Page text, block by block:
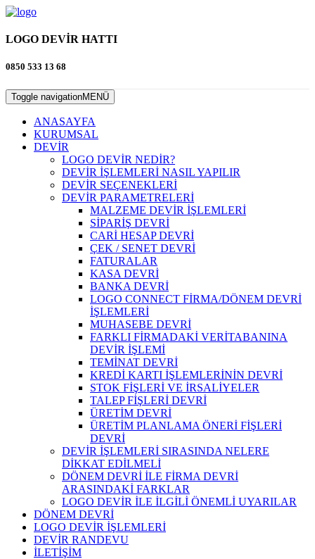
LOGO DEVİR HATTI
0850 533 13 68
Toggle navigationMENÜ
ANASAYFA
KURUMSAL
DEVİR
LOGO DEVİR NEDİR?
DEVİR İŞLEMLERİ NASIL YAPILIR
DEVİR SEÇENEKLERİ
DEVİR PARAMETRELERİ
MALZEME DEVİR İŞLEMLERİ
SİPARİŞ DEVRİ
CARİ HESAP DEVRİ
ÇEK / SENET DEVRİ
FATURALAR
KASA DEVRİ
BANKA DEVRİ
LOGO CONNECT FİRMA/DÖNEM DEVRİ
İŞLEMLERİ
MUHASEBE DEVRİ
FARKLI FİRMADAKİ VERİTABANINA
DEVİR İŞLEMİ
TEMİNAT DEVRİ
KREDİ KARTI İŞLEMLERİNİN DEVRİ
STOK FİŞLERİ VE İRSALİYELER
TALEP FİŞLERİ DEVRİ
ÜRETİM DEVRİ
ÜRETİM PLANLAMA ÖNERİ FİŞLERİ
DEVRİ
DEVİR İŞLEMLERİ SIRASINDA NELERE
DİKKAT EDİLMELİ
DÖNEM DEVRİ İLE FİRMA DEVRİ
ARASINDAKİ FARKLAR
LOGO DEVİR İLE İLGİLİ ÖNEMLİ UYARILAR
DÖNEM DEVRİ
LOGO DEVİR İŞLEMLERİ
DEVİR RANDEVU
İLETİŞİM